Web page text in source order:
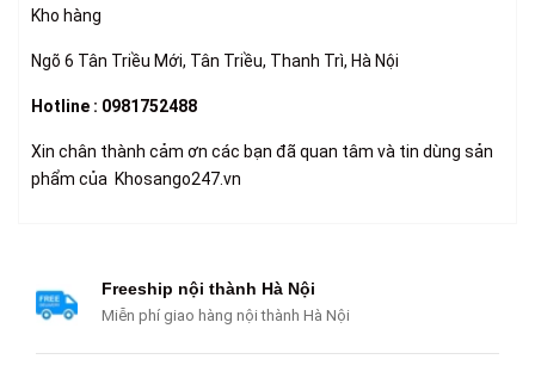
Kho hàng
Ngõ 6 Tân Triều Mới, Tân Triều, Thanh Trì, Hà Nội
Hotline : 0981752488
Xin chân thành cảm ơn các bạn đã quan tâm và tin dùng sản
phẩm của Khosango247.vn
Freeship nội thành Hà Nội
Miễn phí giao hàng nội thành Hà Nội